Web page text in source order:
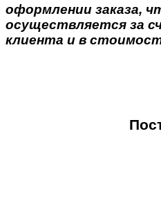
оформлении заказа,
осуществляется за
клиента и в